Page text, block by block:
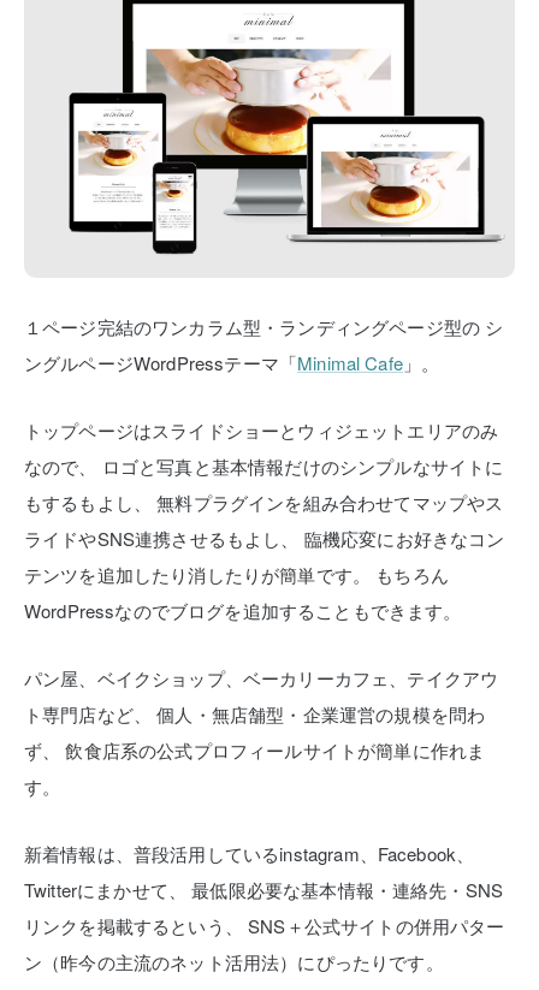
１ページ完結のワンカラム型・ランディングページ型の シ
ングルページWordPressテーマ「Minimal Cafe」。
トップページはスライドショーとウィジェットエリアのみ
なので、
ロゴと写真と基本情報だけのシンプルなサイトに
もするもよし、
無料プラグインを組み合わせてマップやス
ライドやSNS連携させるもよし、
臨機応変にお好きなコン
テンツを追加したり消したりが簡単です。
もちろん
WordPressなのでブログを追加することもできます。
パン屋、ベイクショップ、ベーカリーカフェ、テイクアウ
ト専門店など、
個人・無店舗型・企業運営の規模を問わ
ず、
飲食店系の公式プロフィールサイトが簡単に作れま
す。
新着情報は、普段活用しているinstagram、Facebook、
Twitterにまかせて、
最低限必要な基本情報・連絡先・SNS
リンクを掲載するという、
SNS＋公式サイトの併用パター
ン（昨今の主流のネット活用法）にぴったりです。